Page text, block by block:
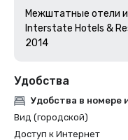
Межштатные отели
Interstate Hotels &
2014
Удобства
Удобства в номере
Вид (городской)
Доступ к Интернет